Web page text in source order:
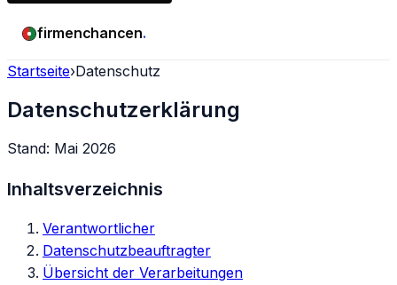
firmenchancen.
Startseite›Datenschutz
Datenschutzerklärung
Stand: Mai 2026
Inhaltsverzeichnis
Verantwortlicher
Datenschutzbeauftragter
Übersicht der Verarbeitungen